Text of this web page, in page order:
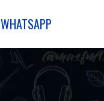
WHATSAPP